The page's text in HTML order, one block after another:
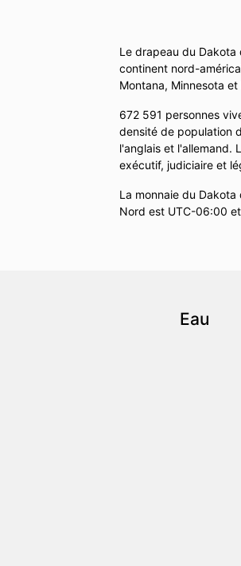
Le drapeau du
continent nord-
Montana, Minnesota
672 591 personnes
densité de population
l'anglais et l'allemand.
exécutif, judiciaire et
La monnaie du
Nord est UTC-06:00
Eau